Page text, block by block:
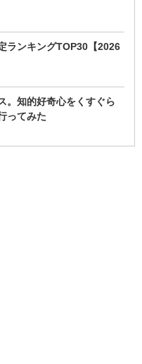
ランキングTOP30【2026
。知的好奇心をくすぐら
ってみた